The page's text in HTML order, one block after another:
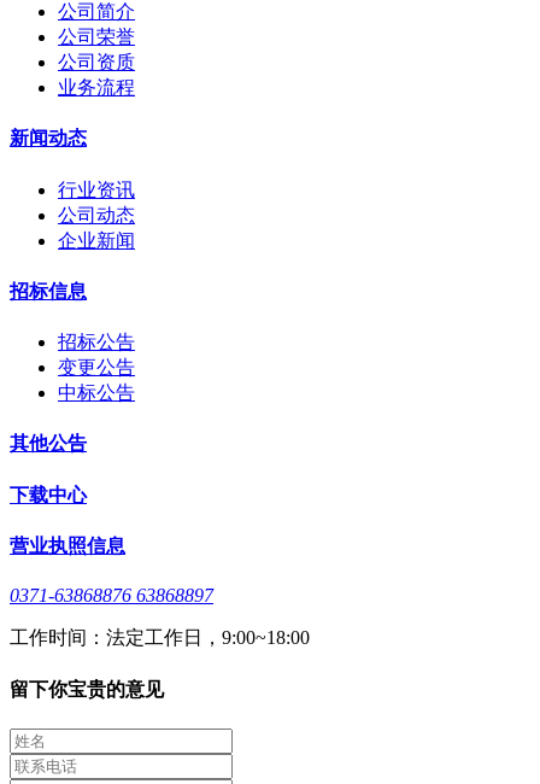
公司简介
公司荣誉
公司资质
业务流程
新闻动态
行业资讯
公司动态
企业新闻
招标信息
招标公告
变更公告
中标公告
其他公告
下载中心
营业执照信息
0371-63868876 63868897
工作时间：法定工作日，9:00~18:00
留下你宝贵的意见